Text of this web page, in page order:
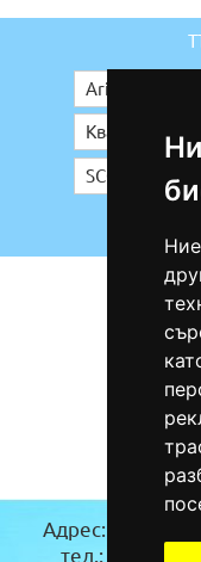
Адрес:
тел.: 0885/94